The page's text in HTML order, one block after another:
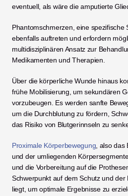
eventuell, als wäre die amputierte
Phantomschmerzen, eine spezifische
ebenfalls auftreten und erfordern
multidisziplinären Ansatz zur
Medikamenten und Therapien.
Über die körperliche Wunde hinaus
frühe Mobilisierung, um sekundären
vorzubeugen. Es werden sanfte
um die Durchblutung zu fördern,
das Risiko von Blutgerinnseln zu
Proximale Körperbewegung , also
und der umliegenden
und die Vorbereitung auf die
Schwerpunkt auf dem Schutz und
liegt, um optimale Ergebnisse zu